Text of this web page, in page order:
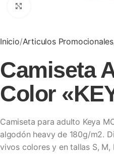
Inicio Articulos Promocionales
Camiseta
Color
Camiseta para adulto Keya
algodón heavy de 180g/m2.
vivos colores y en tallas S, M,